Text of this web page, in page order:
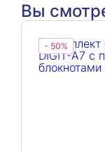
Вы
- 50%